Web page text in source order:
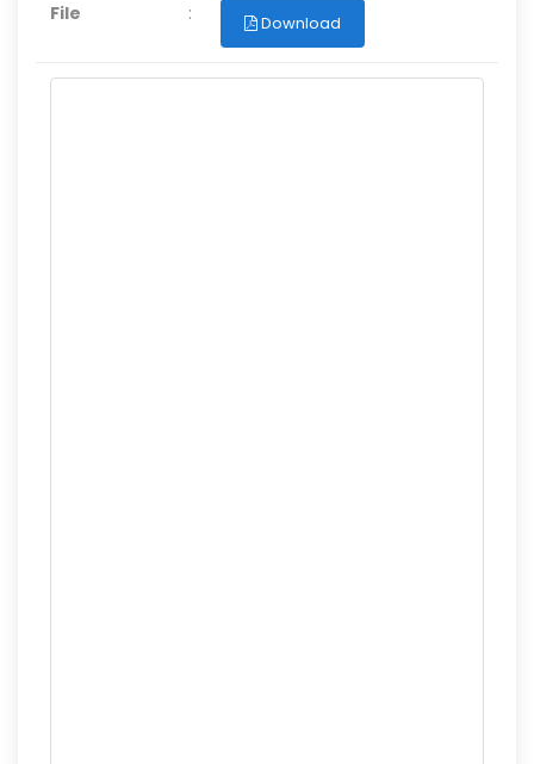
File : Download